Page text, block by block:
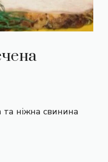
ніжна свинина